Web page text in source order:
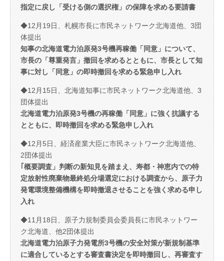
指定に戻し「受ける側の選択権」の保障を求める要請書
◆12月19日、札幌市長に市民ネットワーク北海道他、3団
体提出
知事の北海道電力泊原発3号機再稼働「同意」について、
市長の「尊重発言」撤回を求めるとともに、市長として知
事に対し「同意」の即時撤回を求める緊急申し入れ
◆12月15日、北海道知事に市民ネットワーク北海道他、3
団体提出
北海道電力泊原発3号機の再稼働「同意」に強く抗議する
とともに、即時撤回を求める緊急申し入れ
◆12月5日、経済産業大臣に市民ネットワーク北海道他、
2団体提出
｢概要調査」判断の新知見を踏まえ、寿都・神恵内での特
定放射性廃棄物最終処分場選定における調査から、原子力
発電環境整備機構を即時撤退させることを強く求める申し
入れ
◆11月18日、原子力規制委員会委員長に市民ネットワー
ク北海道、他2団体提出
北海道電力泊原子力発電所3号機の安全対策が新規制基準
に適合しているとする審査書決定を即時撤回し、再審査す